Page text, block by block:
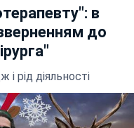
в
до
рід діяльності